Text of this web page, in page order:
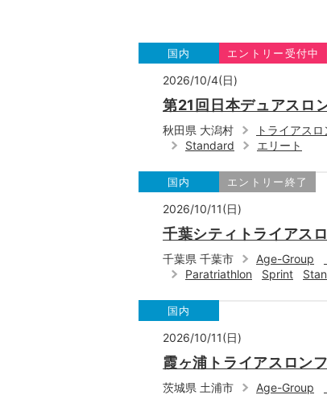
国内 エントリー受付中
2026/10/4(日)
第21回日本デュアスロ
秋田県 大潟村 トライアス
Standard
エリート
国内 エントリー終了
2026/10/11(日)
千葉シティトライアス
千葉県 千葉市 Age-Group
Paratriathlon
Sprint
国内
2026/10/11(日)
霞ヶ浦トライアスロン
茨城県 土浦市 Age-Group